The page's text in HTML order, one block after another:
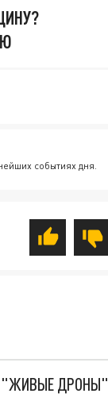
событиях дня.
"ЖИВЫЕ ДРОНЫ"